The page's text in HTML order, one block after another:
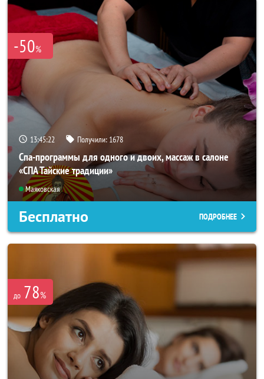
-50%
13:45:21 Получили: 1678
Спа-программы для одного и двоих, массаж в салоне
«СПА Тайские традиции»
Маяковская
Бесплатно ПОДРОБНЕЕ
до 78%